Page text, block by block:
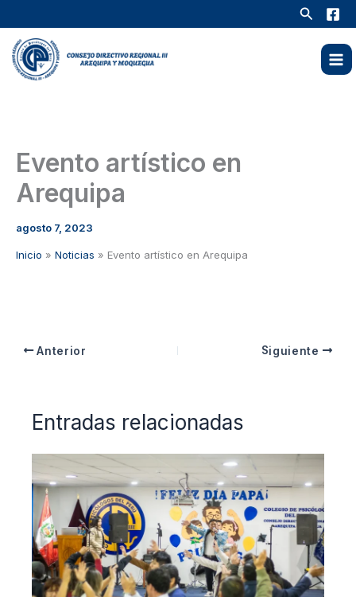
contenido
Buscar
Evento artístico en
Arequipa
agosto 7, 2023
Inicio Noticias Evento artístico en Arequipa
Anterior Siguiente
Entradas relacionadas